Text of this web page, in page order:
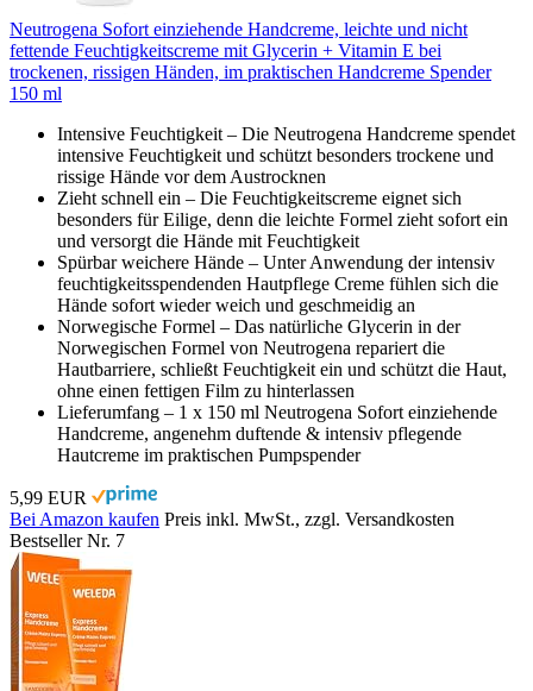
Neutrogena Sofort einziehende Handcreme, leichte und nicht
fettende Feuchtigkeitscreme mit Glycerin + Vitamin E bei
trockenen, rissigen Händen, im praktischen Handcreme Spender
150 ml
Intensive Feuchtigkeit – Die Neutrogena Handcreme spendet
intensive Feuchtigkeit und schützt besonders trockene und
rissige Hände vor dem Austrocknen
Zieht schnell ein – Die Feuchtigkeitscreme eignet sich
besonders für Eilige, denn die leichte Formel zieht sofort ein
und versorgt die Hände mit Feuchtigkeit
Spürbar weichere Hände – Unter Anwendung der intensiv
feuchtigkeitsspendenden Hautpflege Creme fühlen sich die
Hände sofort wieder weich und geschmeidig an
Norwegische Formel – Das natürliche Glycerin in der
Norwegischen Formel von Neutrogena repariert die
Hautbarriere, schließt Feuchtigkeit ein und schützt die Haut,
ohne einen fettigen Film zu hinterlassen
Lieferumfang – 1 x 150 ml Neutrogena Sofort einziehende
Handcreme, angenehm duftende & intensiv pflegende
Hautcreme im praktischen Pumpspender
5,99 EUR
Bei Amazon kaufen Preis inkl. MwSt., zzgl. Versandkosten
Bestseller Nr. 7